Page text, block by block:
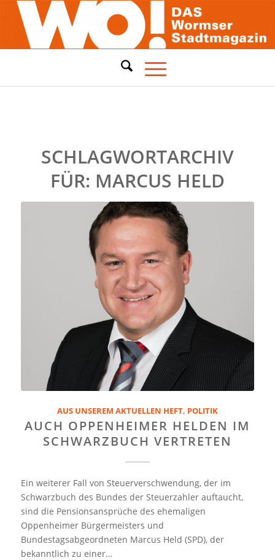
SCHLAGWORTARCHIV
FÜR: MARCUS HELD
AUS UNSEREM AKTUELLEN HEFT, POLITIK
AUCH OPPENHEIMER HELDEN IM
SCHWARZBUCH VERTRETEN
Ein weiterer Fall von Steuerverschwendung, der im
Schwarzbuch des Bundes der Steuerzahler auftaucht,
sind die Pensionsansprüche des ehemaligen
Oppenheimer Bürgermeisters und
Bundestagsabgeordneten Marcus Held (SPD), der
bekanntlich zu einer…